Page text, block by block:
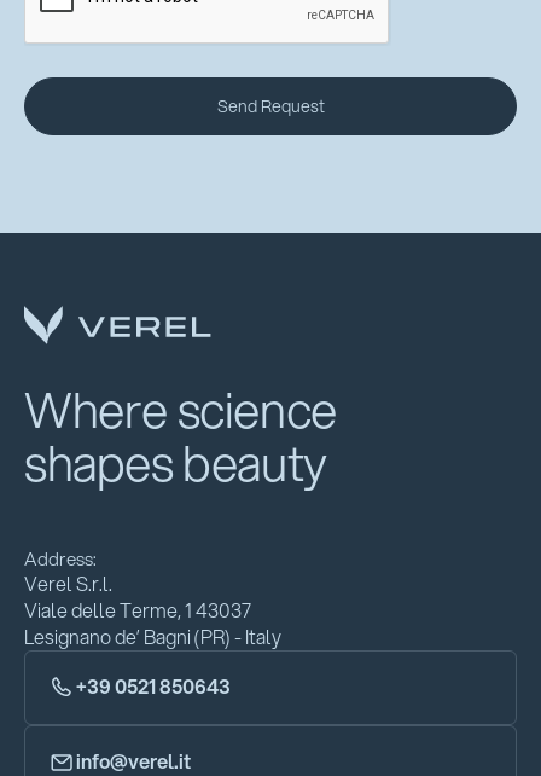
Where science
shapes beauty
Address:
Verel S.r.l.
Viale delle Terme, 1 43037
Lesignano de’ Bagni (PR) - Italy
+39 0521 850643
info@verel.it